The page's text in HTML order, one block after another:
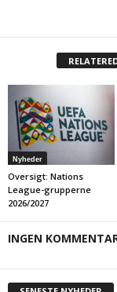
Nyheder
Oversigt: Nations
League-grupperne
2026/2027
INGEN